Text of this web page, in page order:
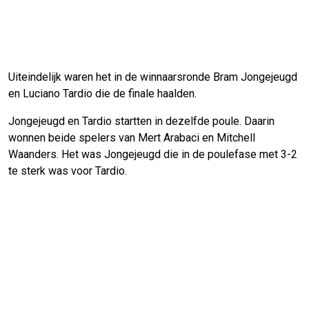
Uiteindelijk waren het in de winnaarsronde Bram Jongejeugd
en Luciano Tardio die de finale haalden.
Jongejeugd en Tardio startten in dezelfde poule. Daarin
wonnen beide spelers van Mert Arabaci en Mitchell
Waanders. Het was Jongejeugd die in de poulefase met 3-2
te sterk was voor Tardio.